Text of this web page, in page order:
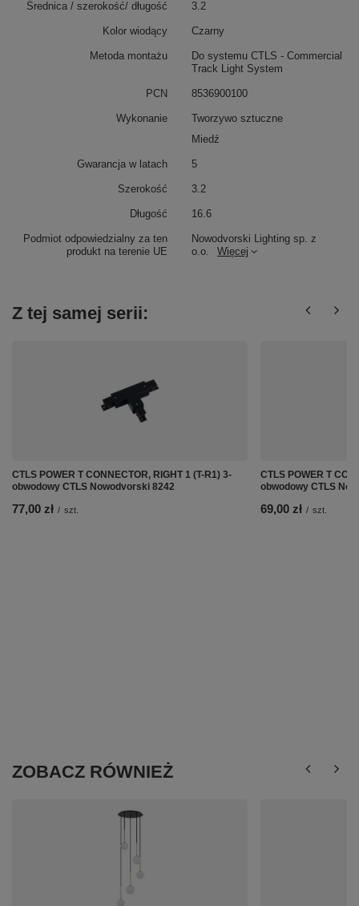
Podmiot odpowiedzialny za ten
produkt na terenie UE
Nowodvorski Lighting sp. z
o.o.
Więcej
Średnica / szerokość/ długość 3.2
Kolor wiodący Czarny
Metoda montażu
Do systemu CTLS - Commercial
Track Light System
PCN 8536900100
Wykonanie
Tworzywo sztuczne
Miedź
Gwarancja w latach 5
Szerokość 3.2
Długość 16.6
Z tej samej serii:
CTLS POWER T CONNECTOR, RIGHT 1 (T-R1) 3-
obwodowy CTLS Nowodvorski 8242
77,00 zł / szt.
CTLS POWER T
obwodowy CTLS
69,00 zł / szt.
ZOBACZ RÓWNIEŻ